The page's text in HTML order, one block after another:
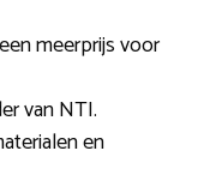
meerprijs voor
van NTI.
en